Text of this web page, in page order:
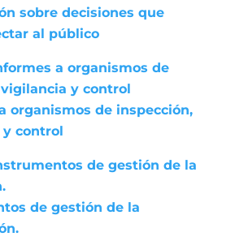
sobre decisiones que
al público
a organismos de
y control
organismos de inspección,
control
de gestión de la
de gestión de la